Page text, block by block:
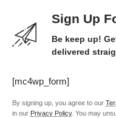
Sign Up
Be keep up!
delivered
[mc4wp_form]
By signing up, you agree to our
in our Privacy Policy. You may